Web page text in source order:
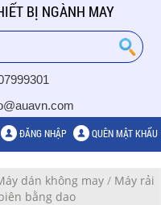
BỊ NGÀNH MAY
ĐĂNG NHẬP QUÊN MẬT KHẨU
dán không may / Máy rải
bằng dao